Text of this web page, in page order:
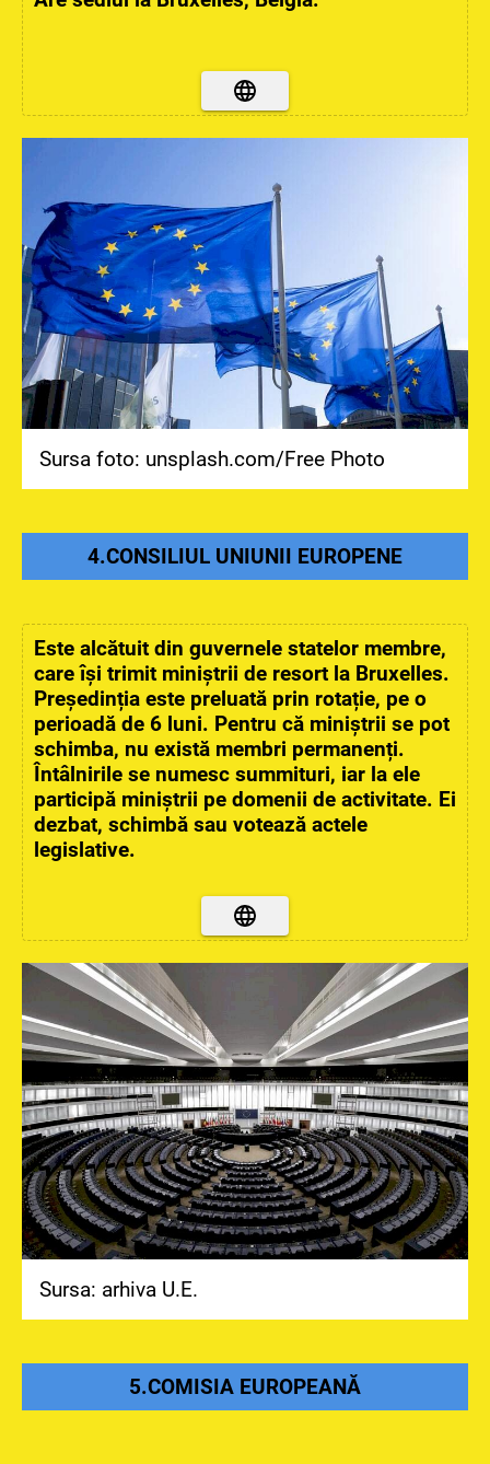
Sursa foto: unsplash.com/Free Photo
4.CONSILIUL UNIUNII EUROPENE
Este alcătuit din guvernele statelor membre,
care își trimit miniștrii de resort la Bruxelles.
Președinția este preluată prin rotație, pe o
perioadă de 6 luni. Pentru că miniștrii se pot
schimba, nu există membri permanenți.
Întâlnirile se numesc summituri, iar la ele
participă miniștrii pe domenii de activitate. Ei
dezbat, schimbă sau votează actele
legislative.
Sursa: arhiva U.E.
5.COMISIA EUROPEANĂ